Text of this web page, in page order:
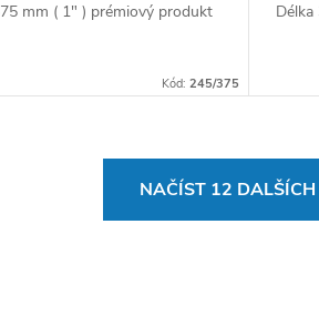
mm ( 1" ) prémiový produkt
Kód: 245/375
NAČÍST 12 DALŠÍCH